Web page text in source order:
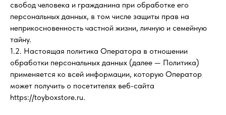
свобод человека и гражданина при обработке его
персональных данных, в том числе защиты прав на
неприкосновенность частной жизни, личную и семейную
тайну.
1.2. Настоящая политика Оператора в отношении
обработки персональных данных (далее — Политика)
применяется ко всей информации, которую Оператор
может получить о посетителях веб-сайта
https://toyboxstore.ru.